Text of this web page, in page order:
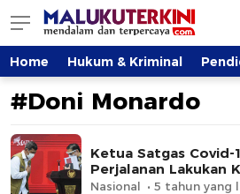
MalukuTerkini.com
Terkini, Mendalam dan
Home Hukum & Kriminal
#Doni Monardo
Ketua Satgas Covid-
Perjalanan Lakukan
Nasional 5 tahun yang